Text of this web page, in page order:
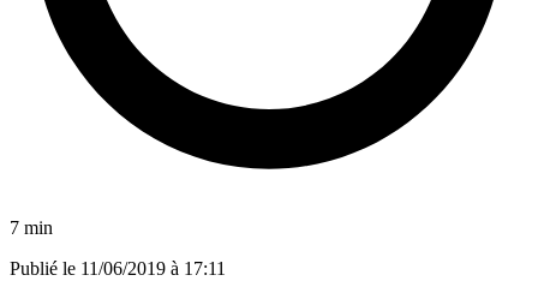
7 min
Publié le 11/06/2019 à 17:11